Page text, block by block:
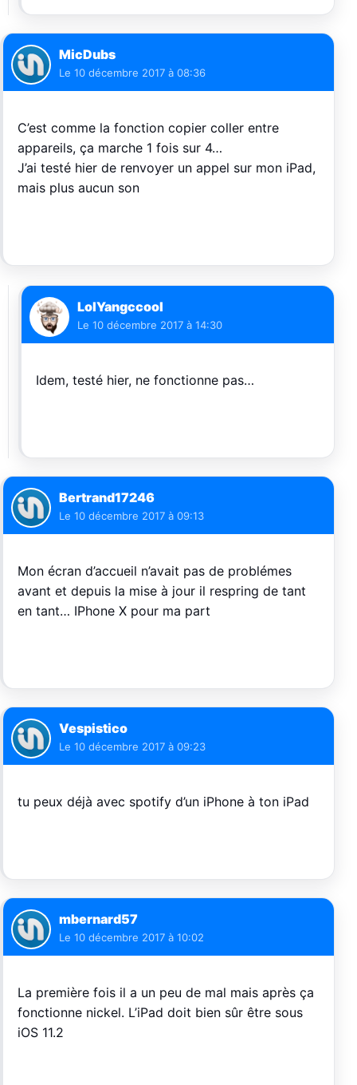
MicDubs
Le 10 décembre 2017 à 08:36
C’est comme la fonction copier coller entre
appareils, ça marche 1 fois sur 4…
J’ai testé hier de renvoyer un appel sur mon iPad,
mais plus aucun son
LolYangccool
Le 10 décembre 2017 à 14:30
Idem, testé hier, ne fonctionne pas…
Bertrand17246
Le 10 décembre 2017 à 09:13
Mon écran d’accueil n’avait pas de problémes
avant et depuis la mise à jour il respring de tant
en tant… IPhone X pour ma part
Vespistico
Le 10 décembre 2017 à 09:23
tu peux déjà avec spotify d’un iPhone à ton iPad
mbernard57
Le 10 décembre 2017 à 10:02
La première fois il a un peu de mal mais après ça
fonctionne nickel. L’iPad doit bien sûr être sous
iOS 11.2